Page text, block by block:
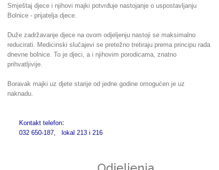
Smještaj djece i njihovi majki potvrđuje nastojanje o uspostavljanju
Bolnice - prijatelja djece.
Duže zadržavanje djece na ovom odjeljenju nastoji se maksimalno
reducirati. Medicinski slučajevi se pretežno tretiraju prema principu rada
dnevne bolnice. To je djeci, a i njihovim porodicama, znatno
prihvatljivije.
Boravak majki uz djete starije od jedne godine omogućen je uz
naknadu.
Kontakt telefon:
032 650-187, lokal 213 i 216